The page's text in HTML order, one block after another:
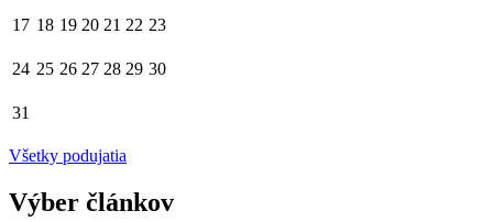
17 18 19 20 21 22 23
24 25 26 27 28 29 30
31
Všetky podujatia
Výber článkov